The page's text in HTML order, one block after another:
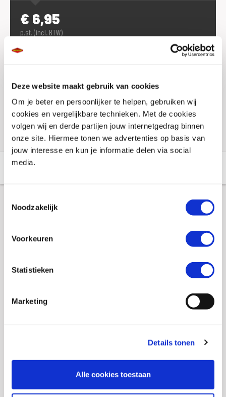
Deze website maakt gebruik van cookies
Om je beter en persoonlijker te helpen, gebruiken wij
cookies en vergelijkbare technieken. Met de cookies
volgen wij en derde partijen jouw internetgedrag binnen
onze site. Hiermee tonen we advertenties op basis van
jouw interesse en kun je informatie delen via social
media.
Noodzakelijk
Voorkeuren
Statistieken
Marketing
Details tonen
Alle cookies toestaan
€ 6,95
p.st. (incl. BTW)
Check de voorraad eenvoudig en snel online
Aanvullende informatie
Aanvullende informatie
Gewicht
Titel
Offline Sales
Nee
180 8030 707